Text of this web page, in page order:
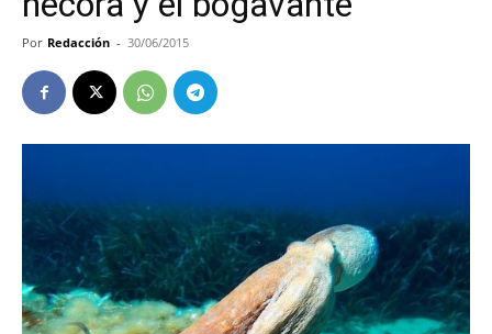
Por Redacción - 30/06/2015